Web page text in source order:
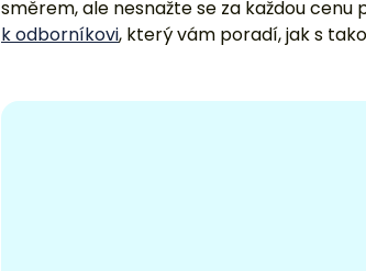
směrem, ale nesnažte se za každou cenu
k odborníkovi, který vám poradí, jak s